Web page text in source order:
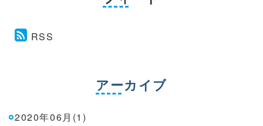
RSS
アーカイブ
2020年06月(1)